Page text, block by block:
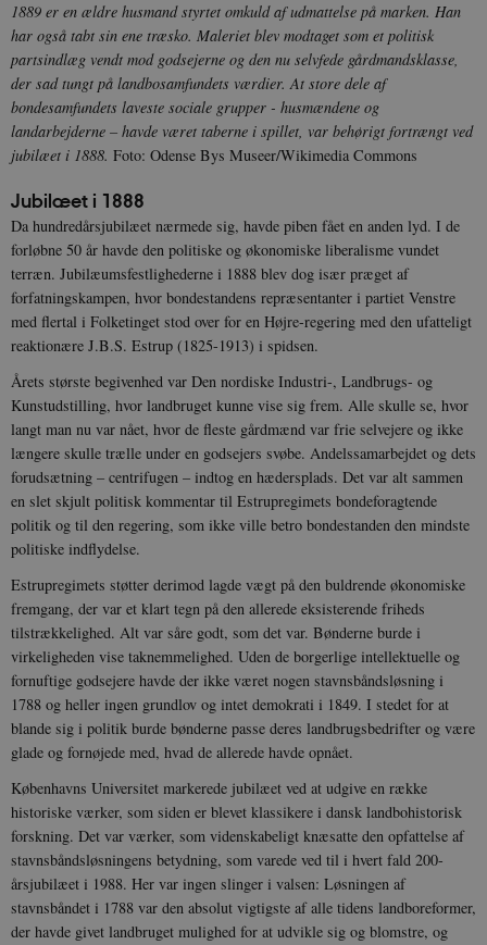
1889 er en ældre husmand styrtet omkuld af udmattelse på marken. Han
har også tabt sin ene træsko. Maleriet blev modtaget som et politisk
partsindlæg vendt mod godsejerne og den nu selvfede gårdmandsklasse,
der sad tungt på landbosamfundets værdier. At store dele af
bondesamfundets laveste sociale grupper - husmændene og
landarbejderne – havde været taberne i spillet, var behørigt fortrængt ved
jubilæet i 1888. Foto: Odense Bys Museer/Wikimedia Commons
Jubilæet i 1888
Da hundredårsjubilæet nærmede sig, havde piben fået en anden lyd. I de
forløbne 50 år havde den politiske og økonomiske liberalisme vundet
terræn. Jubilæumsfestlighederne i 1888 blev dog især præget af
forfatningskampen, hvor bondestandens repræsentanter i partiet Venstre
med flertal i Folketinget stod over for en Højre-regering med den ufatteligt
reaktionære J.B.S. Estrup (1825-1913) i spidsen.
Årets største begivenhed var Den nordiske Industri-, Landbrugs- og
Kunstudstilling, hvor landbruget kunne vise sig frem. Alle skulle se, hvor
langt man nu var nået, hvor de fleste gårdmænd var frie selvejere og ikke
længere skulle trælle under en godsejers svøbe. Andelssamarbejdet og dets
forudsætning – centrifugen – indtog en hædersplads. Det var alt sammen
en slet skjult politisk kommentar til Estrupregimets bondeforagtende
politik og til den regering, som ikke ville betro bondestanden den mindste
politiske indflydelse.
Estrupregimets støtter derimod lagde vægt på den buldrende økonomiske
fremgang, der var et klart tegn på den allerede eksisterende friheds
tilstrækkelighed. Alt var såre godt, som det var. Bønderne burde i
virkeligheden vise taknemmelighed. Uden de borgerlige intellektuelle og
fornuftige godsejere havde der ikke været nogen stavnsbåndsløsning i
1788 og heller ingen grundlov og intet demokrati i 1849. I stedet for at
blande sig i politik burde bønderne passe deres landbrugsbedrifter og være
glade og fornøjede med, hvad de allerede havde opnået.
Københavns Universitet markerede jubilæet ved at udgive en række
historiske værker, som siden er blevet klassikere i dansk landbohistorisk
forskning. Det var værker, som videnskabeligt knæsatte den opfattelse af
stavnsbåndsløsningens betydning, som varede ved til i hvert fald 200-
årsjubilæet i 1988. Her var ingen slinger i valsen: Løsningen af
stavnsbåndet i 1788 var den absolut vigtigste af alle tidens landboreformer,
der havde givet landbruget mulighed for at udvikle sig og blomstre, og